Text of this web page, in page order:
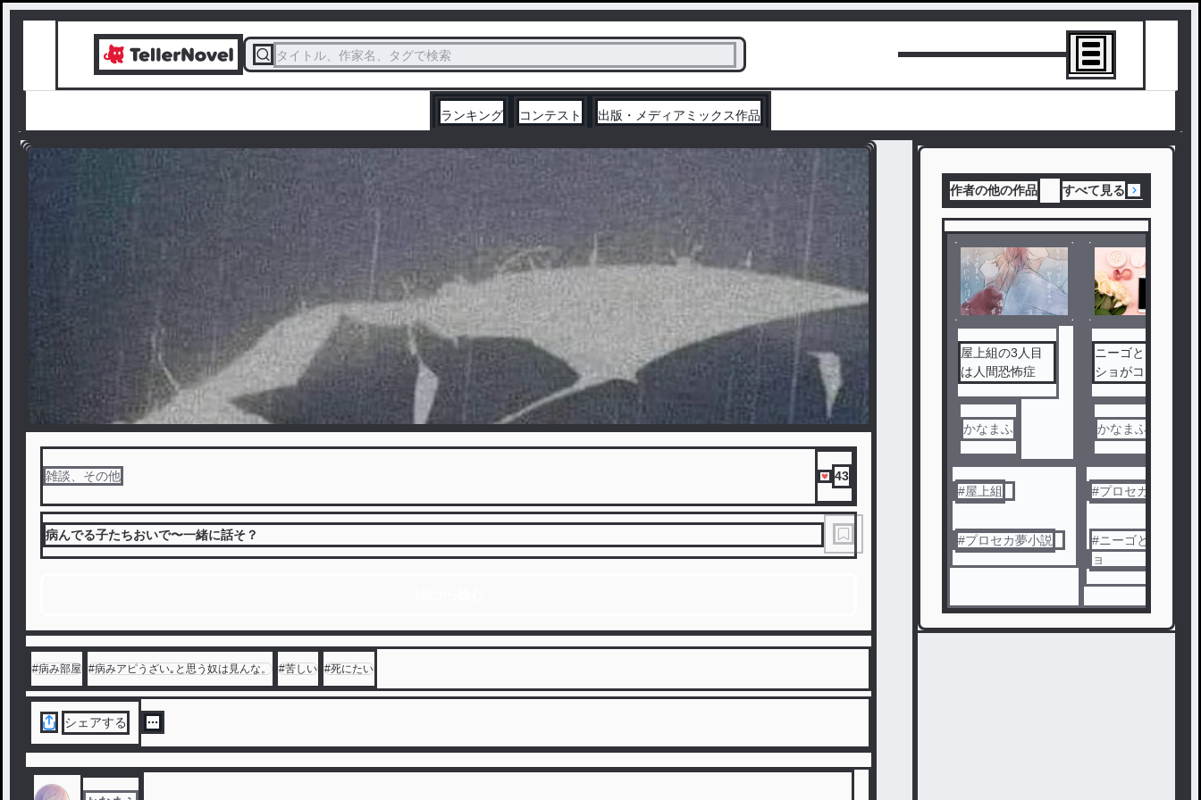
タイトル、作家名、タグで検索
ランキング コンテスト 出版・メディアミックス作品
雑談、その他 43
病んでる子たちおいで〜一緒に話そ？
#病み部屋 #病みアピうざい｡と思う奴は見んな。 #苦しい #死にたい
シェアする
作者の他の作品 すべて見る
屋上組の3人目
は人間恐怖症
かなまふ
#屋上組
#プロセカ夢小説
ニーゴとワンダ
ショがコラボす
かなまふ
#プロセカ
#ニーゴとワンダシ
ョ